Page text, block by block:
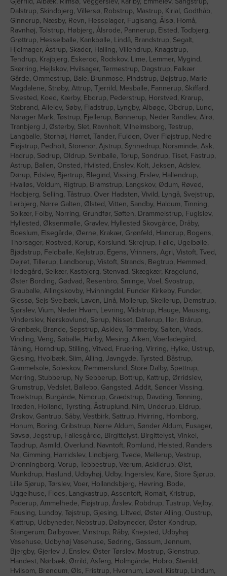
Dalstrup, Skindbjerg, Villersø, Robstrup, Mastrup, Kirial, Godthåb,
Ginnerup, Næsby, Revn, Hesselager, Fuglsang, Ålsø, Homå,
Ravnhøj, Tolstrup, Høbjerg, Ålsrode, Pannerup, Elsted, Todbjerg,
Grøttrup, Hesselballe, Kankbølle, Lindå, Brandstrup, Segalt,
Hjelmager, Åstrup, Skader, Halling, Villendrup, Knagstrup,
Tendrup, Krajbjerg, Eskerod, Rodskov, Lime, Lemmer, Mygind,
Skørring, Hejlskov, Hvilsager, Termestrup, Dagstrup, Falkær
Gårde, Ommestrup, Bale, Brunmose, Pindstrup, Bøjstrup, Marie
Magdalene, Strøby, Attrup, Tjerrild, Mesballe, Fannerup, Skiffard,
Sivested, Koed, Kærby, Ebdrup, Pederstrup, Horstved, Krarup,
Stabrand, Allelev, Søby, Fladstrup, Lyngby, Albøge, Obdrup, Lund,
Nørager Mark, Tøstrup, Fjellerup, Bønnerup, Neder Randlev, Alrø,
Tranbjerg J, Østerby, Slet, Ravnholt, Vilhelmsborg, Testrup,
Langballe, Storhøj, Hørret, Tander, Fulden, Over Fløjstrup, Nedre
Fløjstrup, Pedholt, Storenor, Ajstrup, Synnedrup, Norsminde, Ask,
Hadrup, Sødrup, Oldrup, Svinballe, Torup, Sondrup, Tiset, Fastrup,
Astrup, Ballen, Onsted, Hvilsted, Enslev, Kolt, Jeksen, Adslev,
Dørup, Edslev, Bjertrup, Blegind, Vissing, Erslev, Hallendrup,
Hvalløs, Voldum, Rigtrup, Bramstrup, Langskov, Ødum, Røved,
Hadbjerg, Selling, Tåstrup, Over Hadsten, Vivild, Lyngå, Svejstrup,
Lerbjerg, Nørre Galten, Ølsted, Vitten, Sandby, Haldum, Tinning,
Solkær, Folby, Norring, Grundfør, Søften, Drammelstrup, Fuglslev,
Hyllested, Øksenmølle, Gravlev, Hyllested Skovgårde, Dråby,
Boeslum, Elsegårde, Øerne, Krakær, Grønfeld, Handrup, Bogens,
Thorsager, Rostved, Korup, Korslund, Skrejrup, Følle, Ugelbølle,
Bjødstrup, Feldballe, Kejlstrup, Egens, Vrinners, Agri, Vistoft, Tved,
Dejret, Tillerup, Landborup, Vistoft, Strands, Begtrup, Hemmed,
Hedegård, Selkær, Kastbjerg, Stenvad, Skægkær, Kragelund,
Øster Bording, Gødvad, Resenbro, Sminge, Voel, Svostrup,
Grauballe, Allingskovby, Hvinningdal, Funder Kirkeby, Funder,
Gjessø, Sejs-Svejbæk, Laven, Linå, Mollerup, Skellerup, Demstrup,
Sjørslev, Vium, Neder Hvam, Levring, Midstrup, Hauge, Mausing,
Vinderslev, Nørskovlund, Serup, Nisset, Dallerup, Iller, Brårup,
Grønbæk, Brande, Sepstrup, Asklev, Tømmerby, Salten, Vrads,
Vinding, Veng, Søballe, Hårby, Mesing, Alken, Voerladegård,
Tåning, Horndrup, Stilling, Vitved, Fruering, Virring, Hylke, Ustrup,
Gjesing, Hvolbæk, Siim, Alling, Javngyde, Tyrsted, Båstrup,
Gammelsole, Soleskov, Remmerslund, Store Dalby, Spettrup,
Merring, Stubberup, Ny Sebberup, Bottrup, Kattrup, Ørridslev,
Grumstrup, Vedslet, Ballebo, Gangsted, Addit, Sønder Vissing,
Troelstrup, Burgårde, Nimdrup, Grædstrup, Davding, Tønning,
Træden, Holland, Tyrsting, Åstruplund, Nim, Underup, Eldrup,
Ørskov, Gantrup, Såby, Vestbirk, Sattrup, Hvirring, Hornborg,
Honum, Boring, Gribstrup, Nørre Aldum, Sønder Aldum, Fusager,
Søvsø, Jegstrup, Fallesgårde, Birgittelyst, Birgittelyst, Vinkel,
Tapdrup, Asmild, Overlund, Navntoft, Romlund, Helsted, Randers
Nø, Gimming, Harridslev, Lindbjerg, Tvede, Mellerup, Vestrup,
Dronningborg, Vorup, Tebbestrup, Værum, Askildrup, Ølst,
Munkdrup, Haslund, Udbyhøj, Udby, Ingerslev, Kare, Store Sjørup,
Lille Sjørup, Tørslev, Voer, Hollandsbjerg, Hevring, Bode,
Uggelhuse, Floes, Langkastrup, Assentoft, Romalt, Kristrup,
Paderup, Ammelhede, Fløjstrup, Årslev, Robdrup, Tustrup, Vejlby,
Fausing, Lundby, Tøjstrup, Gjesing, Liltved, Øster Alling, Oustrup,
Klattrup, Udbyneder, Nebstrup, Dalbyneder, Øster Kondrup,
Stangerum, Dalbyover, Vinstrup, Råby, Knejsted, Udbyhøj
Vasehuse, Udbyhøj Vasehuse, Sødring, Gassum, Jennum,
Bjergby, Gjerlev J, Enslev, Øster Tørslev, Mostrup, Glenstrup,
Handest, Nørbæk, Ørrild, Asferg, Holmgårde, Hobro, Stenild,
Hvilsom, Brøndum, Øls, Fristrup, Hvornum, Løvel, Kistrup, Lindum,